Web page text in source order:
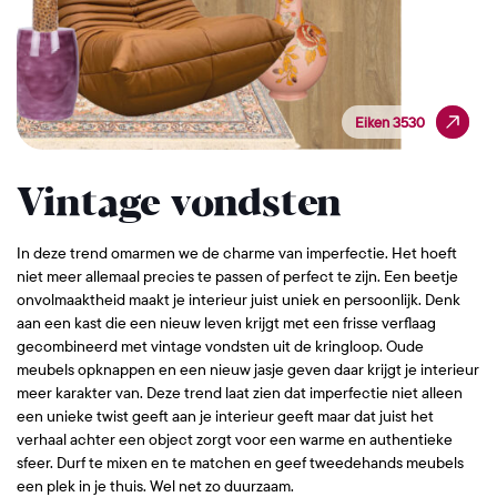
Eiken 3530
Eiken 3530
Vintage vondsten
In deze trend omarmen we de charme van imperfectie. Het hoeft
niet meer allemaal precies te passen of perfect te zijn. Een beetje
onvolmaaktheid maakt je interieur juist uniek en persoonlijk. Denk
aan een kast die een nieuw leven krijgt met een frisse verflaag
gecombineerd met vintage vondsten uit de kringloop. Oude
meubels opknappen en een nieuw jasje geven daar krijgt je interieur
meer karakter van. Deze trend laat zien dat imperfectie niet alleen
een unieke twist geeft aan je interieur geeft maar dat juist het
verhaal achter een object zorgt voor een warme en authentieke
sfeer. Durf te mixen en te matchen en geef tweedehands meubels
een plek in je thuis. Wel net zo duurzaam.